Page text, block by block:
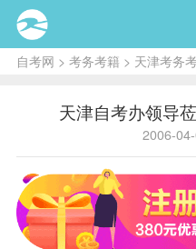
自考网 > 考务考籍 > 天津考务
天津自考办领导
2006-